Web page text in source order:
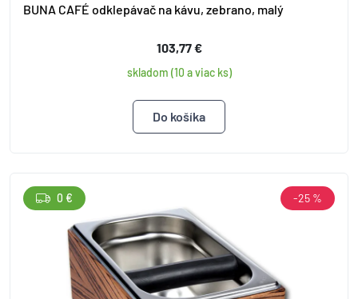
BUNA CAFÉ odklepávač na kávu, zebrano, malý
103,77 €
skladom (10 a viac ks)
0 € -25 %